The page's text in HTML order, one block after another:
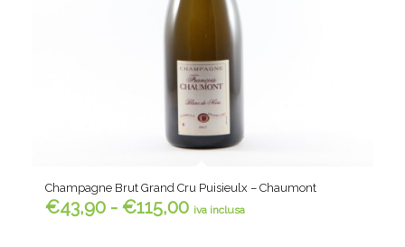
Champagne Brut Grand Cru Puisieulx – Chaumont
€43,90 - €115,00Fascia
iva inclusa